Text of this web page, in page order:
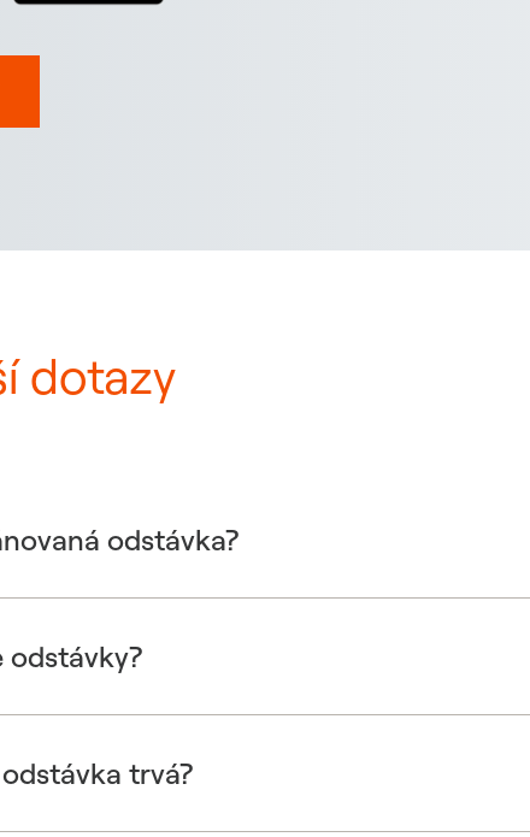
dotazy
odstávka?
odstávky?
trvá?